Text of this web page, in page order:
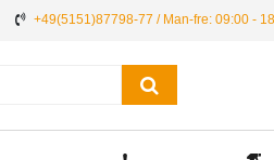
+49(5151)87798-77 / Man-fre: 09:00 -